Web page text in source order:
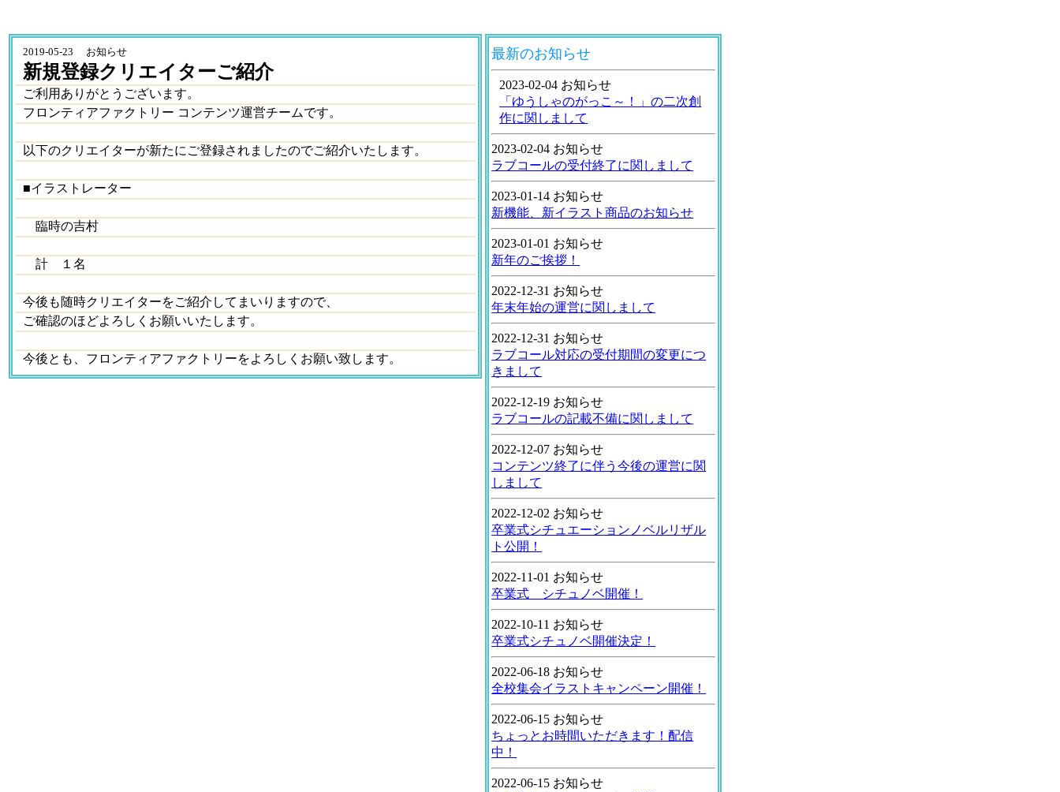
2019-05-23 お知らせ
新規登録クリエイターご紹介
ご利用ありがとうございます。
フロンティアファクトリー コンテンツ運営チームです。
以下のクリエイターが新たにご登録されましたのでご紹介いたします。
■イラストレーター
臨時の吉村
計 １名
今後も随時クリエイターをご紹介してまいりますので、
ご確認のほどよろしくお願いいたします。
今後とも、フロンティアファクトリーをよろしくお願い致します。
最新のお知らせ
2023-02-04 お知らせ
「ゆうしゃのがっこ～！」の二次創
作に関しまして
2023-02-04 お知らせ
ラブコールの受付終了に関しまして
2023-01-14 お知らせ
新機能、新イラスト商品のお知らせ
2023-01-01 お知らせ
新年のご挨拶！
2022-12-31 お知らせ
年末年始の運営に関しまして
2022-12-31 お知らせ
ラブコール対応の受付期間の変更につ
きまして
2022-12-19 お知らせ
ラブコールの記載不備に関しまして
2022-12-07 お知らせ
コンテンツ終了に伴う今後の運営に関
しまして
2022-12-02 お知らせ
卒業式シチュエーションノベルリザル
ト公開！
2022-11-01 お知らせ
卒業式 シチュノベ開催！
2022-10-11 お知らせ
卒業式シチュノベ開催決定！
2022-06-18 お知らせ
全校集会イラストキャンペーン開催！
2022-06-15 お知らせ
ちょっとお時間いただきます！配信
中！
2022-06-15 お知らせ